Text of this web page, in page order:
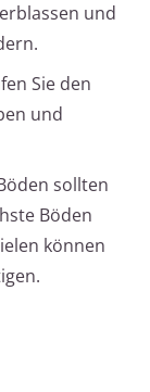
und
Sie den
und
sollten
Böden
können